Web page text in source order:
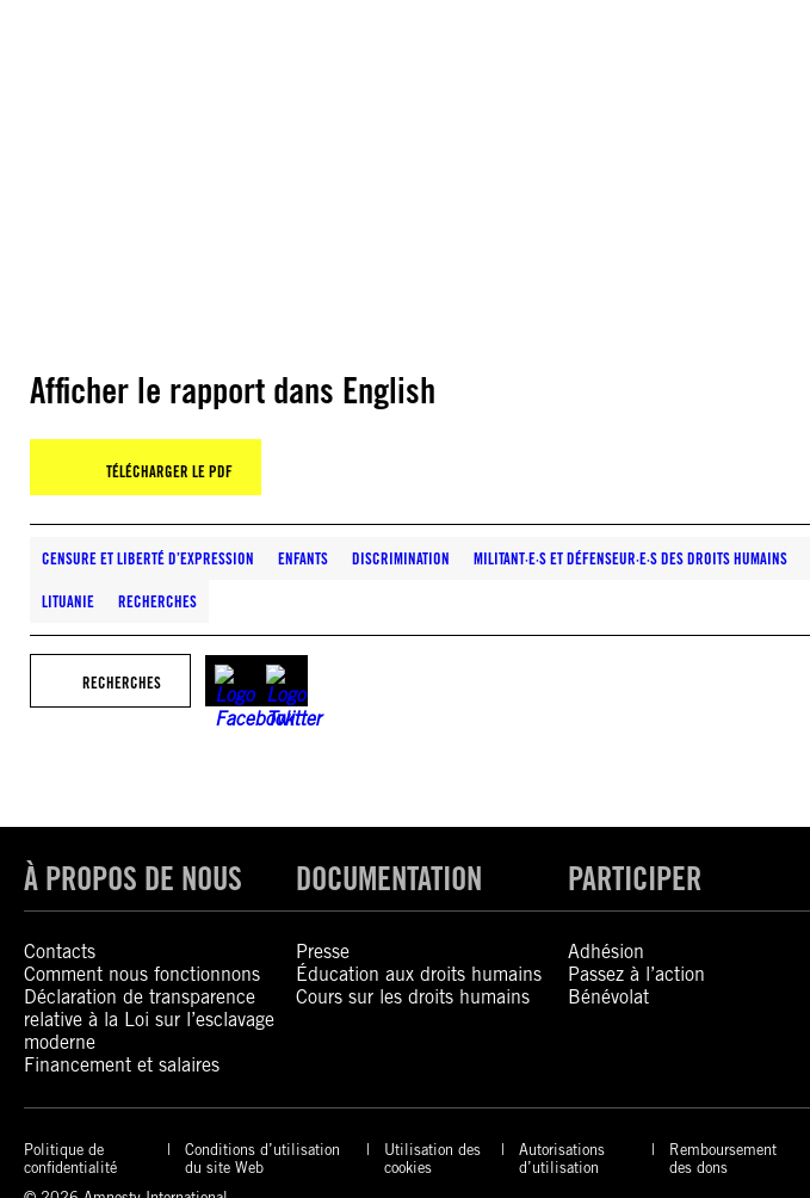
Afficher le rapport dans English
TÉLÉCHARGER LE PDF
CENSURE ET LIBERTÉ D’EXPRESSION ENFANTS DISCRIMINATION MILITANT·E·S ET DÉFENSEUR·E·S DES DROITS HUMAINS
LITUANIE RECHERCHES
RECHERCHES
À PROPOS DE NOUS
Contacts
Comment nous fonctionnons
Déclaration de transparence
relative à la Loi sur l’esclavage
moderne
Financement et salaires
DOCUMENTATION
Presse
Éducation aux droits humains
Cours sur les droits humains
PARTICIPER
Adhésion
Passez à l’action
Bénévolat
Politique de
confidentialité
Conditions d’utilisation
du site Web
Utilisation des
cookies
Autorisations
d’utilisation
Remboursement
des dons